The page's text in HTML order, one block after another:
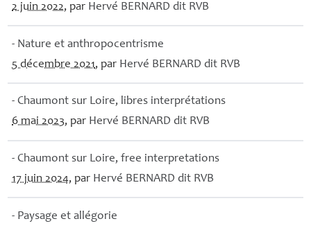
2 juin 2022, par Hervé BERNARD dit RVB
- Nature et anthropocentrisme
5 décembre 2021, par Hervé BERNARD dit RVB
- Chaumont sur Loire, libres interprétations
6 mai 2023, par Hervé BERNARD dit RVB
- Chaumont sur Loire, free interpretations
17 juin 2024, par Hervé BERNARD dit RVB
- Paysage et allégorie